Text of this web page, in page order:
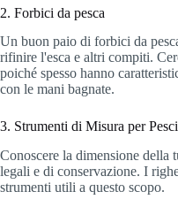
2. Forbici da pesca
Un buon paio di forbici da
rifinire l'esca e altri compiti.
poiché spesso hanno
con le mani bagnate.
3. Strumenti di Misura per Pesci
Conoscere la dimensione della
legali e di conservazione. I
strumenti utili a questo scopo.